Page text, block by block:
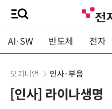
AI·SW 반도체 전자
오피니언 인사·부음
[인사] 라이나생명